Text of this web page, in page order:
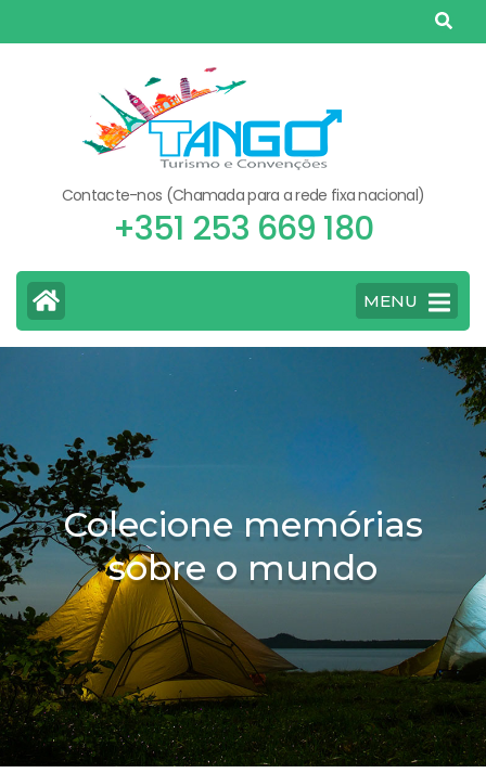
to
Contacte-nos (Chamada para a rede fixa nacional)
+351 253 669 180
MENU
Colecione memórias
sobre o mundo